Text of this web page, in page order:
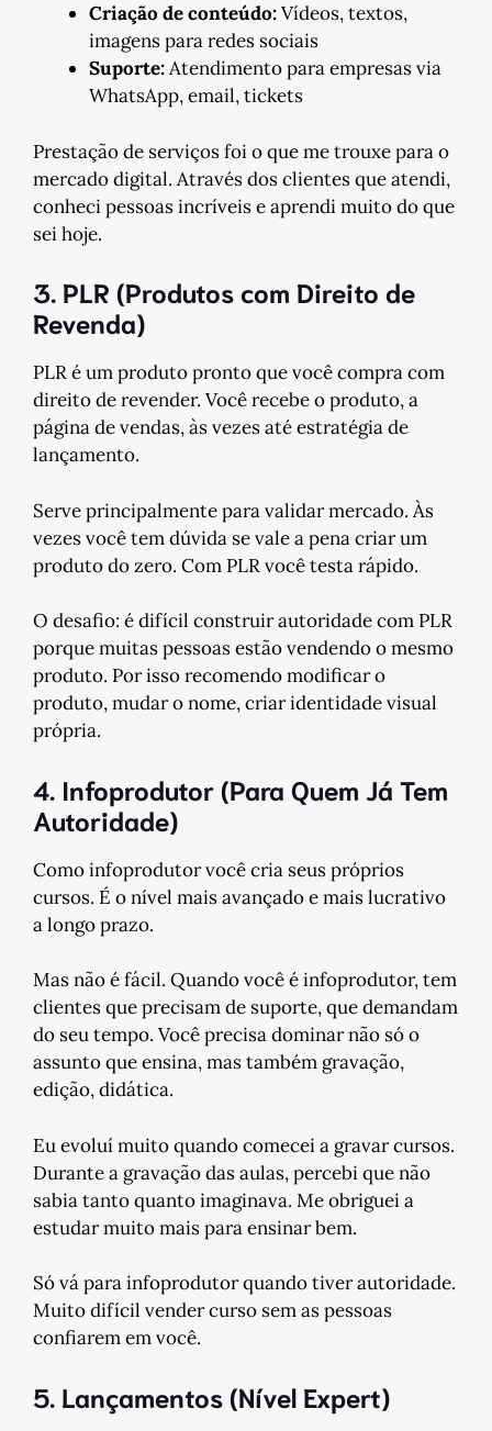
Criação de conteúdo:Vídeos, textos,
imagens para redes sociais
Suporte:Atendimento para empresas via
WhatsApp, email, tickets
Prestação de serviços foi o que me trouxe para o
mercado digital. Através dos clientes que atendi,
conheci pessoas incríveis e aprendi muito do que
sei hoje.
3. PLR (Produtos com Direito de
Revenda)
PLR é um produto pronto que você compra com
direito de revender. Você recebe o produto, a
página de vendas, às vezes até estratégia de
lançamento.
Serve principalmente para validar mercado. Às
vezes você tem dúvida se vale a pena criar um
produto do zero. Com PLR você testa rápido.
O desafio: é difícil construir autoridade com PLR
porque muitas pessoas estão vendendo o mesmo
produto. Por isso recomendo modificar o
produto, mudar o nome, criar identidade visual
própria.
4. Infoprodutor (Para Quem Já Tem
Autoridade)
Como infoprodutor você cria seus próprios
cursos. É o nível mais avançado e mais lucrativo
a longo prazo.
Mas não é fácil. Quando você é infoprodutor, tem
clientes que precisam de suporte, que demandam
do seu tempo. Você precisa dominar não só o
assunto que ensina, mas também gravação,
edição, didática.
Eu evoluí muito quando comecei a gravar cursos.
Durante a gravação das aulas, percebi que não
sabia tanto quanto imaginava. Me obriguei a
estudar muito mais para ensinar bem.
Só vá para infoprodutor quando tiver autoridade.
Muito difícil vender curso sem as pessoas
confiarem em você.
5. Lançamentos (Nível Expert)